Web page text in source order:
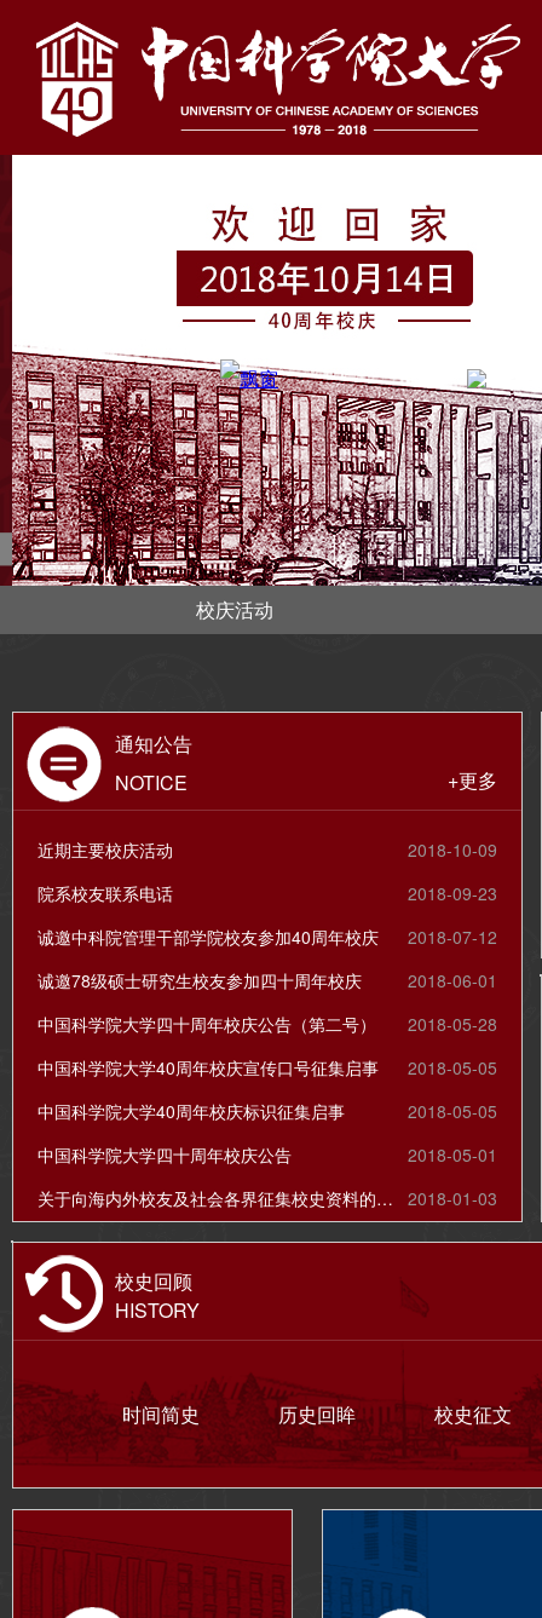
校庆活动
通知公告
NOTICE
+更多
2018-10-09
近期主要校庆活动
2018-09-23
院系校友联系电话
2018-07-12
诚邀中科院管理干部学院校友参加40周年校庆
2018-06-01
诚邀78级硕士研究生校友参加四十周年校庆
2018-05-28
中国科学院大学四十周年校庆公告（第二号）
2018-05-05
中国科学院大学40周年校庆宣传口号征集启事
2018-05-05
中国科学院大学40周年校庆标识征集启事
2018-05-01
中国科学院大学四十周年校庆公告
2018-01-03
关于向海内外校友及社会各界征集校史资料的公告
校史回顾
HISTORY
时间简史 历史回眸 校史征文